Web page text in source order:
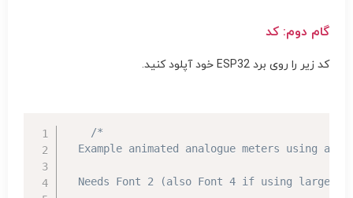
گام دوم: کد
کد زیر را روی برد ESP32 خود آپلود کنید.
/*
Example animated analogue meters using a
Needs Font 2 (also Font 4 if using large